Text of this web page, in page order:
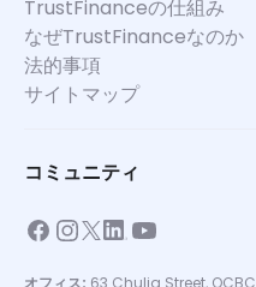
TrustFinanceの仕組み
なぜTrustFinanceなのか
法的事項
サイトマップ
コミュニティ
オフィス: 63 Chulia Street,